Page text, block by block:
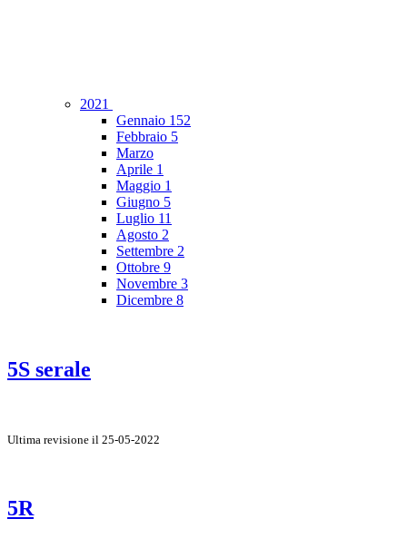
2021
Gennaio 152
Febbraio 5
Marzo
Aprile 1
Maggio 1
Giugno 5
Luglio 11
Agosto 2
Settembre 2
Ottobre 9
Novembre 3
Dicembre 8
5S serale
Ultima revisione il 25-05-2022
5R